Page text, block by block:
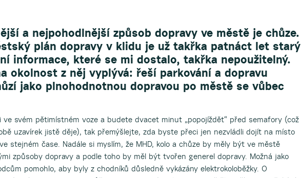
a nejpohodlnější způsob dopravy ve městě je chůze.
plán dopravy v klidu je už takřka patnáct let starý
informace, které se mi dostalo, takřka nepoužitelný.
okolnost z něj vyplývá: řeší parkování a dopravu
jako plnohodnotnou dopravou po městě se vůbec
ve svém pětimístném voze a budete dvacet minut „popojíždět“ před semafory (což
uzavírek jistě děje), tak přemýšlejte, zda byste přeci jen nezvládli dojít na místo
stejném čase. Nadále si myslím, že MHD, kolo a chůze by měly být ve městě
způsoby dopravy a podle toho by měl být tvořen generel dopravy. Možná jako
pomohlo, aby byly z chodníků důsledně vykázány elektrokoloběžky. O